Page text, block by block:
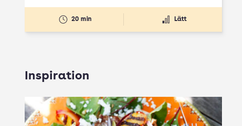
20 min Lätt
Inspiration